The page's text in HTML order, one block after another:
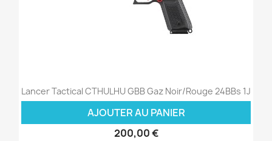
Lancer Tactical CTHULHU GBB Gaz Noir/Rouge 24BBs 1J
AJOUTER AU PANIER
200,00 €